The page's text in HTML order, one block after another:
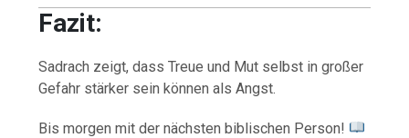
Fazit:
Sadrach zeigt, dass Treue und Mut selbst in großer
Gefahr stärker sein können als Angst.
Bis morgen mit der nächsten biblischen Person!